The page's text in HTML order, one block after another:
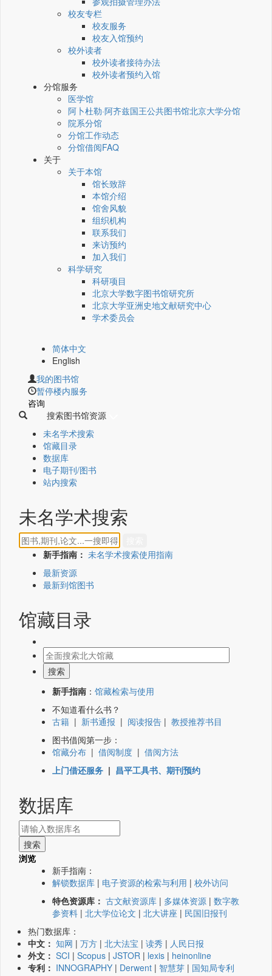
校友专栏
校友服务
校友入馆预约
校外读者
校外读者接待办法
校外读者预约入馆
分馆服务
医学馆
阿卜杜勒·阿齐兹国王公共图书馆北京大学分馆
院系分馆
分馆工作动态
分馆借阅FAQ
关于
关于本馆
馆长致辞
本馆介绍
馆舍风貌
组织机构
联系我们
来访预约
加入我们
科学研究
科研项目
北京大学数字图书馆研究所
北京大学亚洲史地文献研究中心
学术委员会
简体中文
English
我的图书馆
暂停楼内服务
咨询
搜索图书馆资源
未名学术搜索
馆藏目录
数据库
电子期刊/图书
站内搜索
未名学术搜索
新手指南： 未名学术搜索使用指南
最新资源
最新到馆图书
馆藏目录
新手指南 ： 馆藏检索与使用
不知道看什么书？
古籍 | 新书通报 | 阅读报告 | 教授推荐书目
图书借阅第一步：
馆藏分布 | 借阅制度 | 借阅方法
上门借还服务 | 昌平工具书、期刊预约
数据库
浏览
新手指南：
解锁数据库 | 电子资源的检索与利用 | 校外访问
特色资源库： 古文献资源库 | 多媒体资源 | 数字教
参资料 | 北大学位论文 | 北大讲座 | 民国旧报刊
热门数据库：
中文： 知网 | 万方 | 北大法宝 | 读秀 | 人民日报
外文： SCI | Scopus | JSTOR | lexis | heinonline
专利： INNOGRAPHY | Derwent | 智慧芽 | 国知局专利